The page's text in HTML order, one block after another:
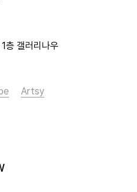
층 갤러리나우
Artsy